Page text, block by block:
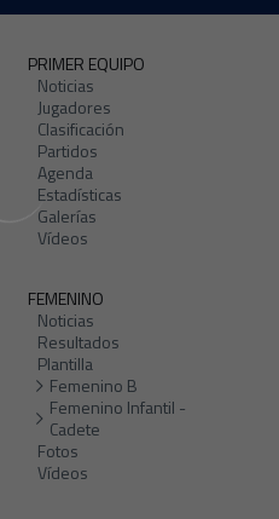
PRIMER EQUIPO
Noticias
Jugadores
Clasificación
Partidos
Agenda
Estadísticas
Galerías
Vídeos
FEMENINO
Noticias
Resultados
Plantilla
Femenino B
Femenino Infantil -
Cadete
Fotos
Vídeos